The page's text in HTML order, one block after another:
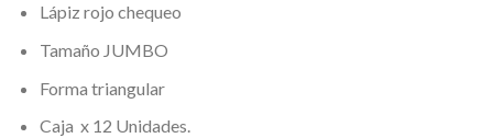
Lápiz rojo chequeo
Tamaño JUMBO
Forma triangular
Caja x 12 Unidades.